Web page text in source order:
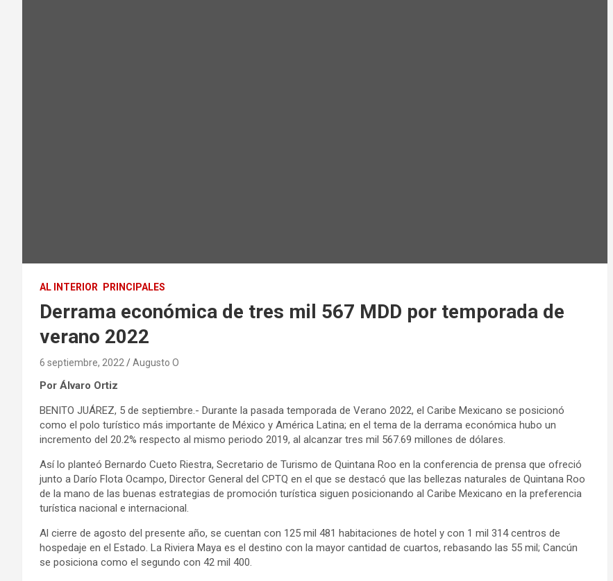
AL INTERIOR PRINCIPALES
Derrama económica de tres mil 567 MDD por temporada de
verano 2022
6 septiembre, 2022 Augusto O
Por Álvaro Ortiz
BENITO JUÁREZ, 5 de septiembre.- Durante la pasada temporada de Verano 2022, el Caribe Mexicano se posicionó
como el polo turístico más importante de México y América Latina; en el tema de la derrama económica hubo un
incremento del 20.2% respecto al mismo periodo 2019, al alcanzar tres mil 567.69 millones de dólares.
Así lo planteó Bernardo Cueto Riestra, Secretario de Turismo de Quintana Roo en la conferencia de prensa que ofreció
junto a Darío Flota Ocampo, Director General del CPTQ en el que se destacó que las bellezas naturales de Quintana Roo
de la mano de las buenas estrategias de promoción turística siguen posicionando al Caribe Mexicano en la preferencia
turística nacional e internacional.
Al cierre de agosto del presente año, se cuentan con 125 mil 481 habitaciones de hotel y con 1 mil 314 centros de
hospedaje en el Estado. La Riviera Maya es el destino con la mayor cantidad de cuartos, rebasando las 55 mil; Cancún
se posiciona como el segundo con 42 mil 400.